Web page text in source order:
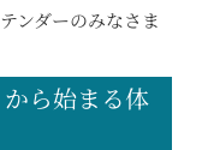
ンダーのみなさま
から始まる体